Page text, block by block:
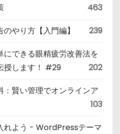
463
やり方【入門編】 239
にできる眼精疲労改善法を
授します！ #29
202
：賢い管理でオンラインア
103
れよう - WordPressテーマ